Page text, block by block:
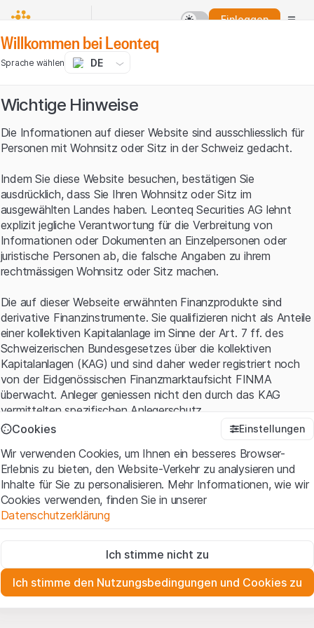
Einloggen
Willkommen bei Leonteq
Sprache wählen DE
Wichtige Hinweise
Die Informationen auf dieser Website sind ausschliesslich für
Personen mit Wohnsitz oder Sitz in der Schweiz gedacht.
Indem Sie diese Website besuchen, bestätigen Sie
ausdrücklich, dass Sie Ihren Wohnsitz oder Sitz im
ausgewählten Landes haben. Leonteq Securities AG lehnt
explizit jegliche Verantwortung für die Verbreitung von
Informationen oder Dokumenten an Einzelpersonen oder
juristische Personen ab, die falsche Angaben zu ihrem
rechtmässigen Wohnsitz oder Sitz machen.
Die auf dieser Webseite erwähnten Finanzprodukte sind
derivative Finanzinstrumente. Sie qualifizieren nicht als Anteile
einer kollektiven Kapitalanlage im Sinne der Art. 7 ff. des
Schweizerischen Bundesgesetzes über die kollektiven
Kapitalanlagen (KAG) und sind daher weder registriert noch
von der Eidgenössischen Finanzmarktaufsicht FINMA
überwacht. Anleger geniessen nicht den durch das KAG
vermittelten spezifischen Anlegerschutz.
Mit dem Zugriff auf diese Website der Leonteq Securities AG
(die "Website") erklären Sie, dass Sie die rechtlichen
Informationen und die wichtigen Hinweise und
Nutzungsbedingungenverstanden haben und akzeptieren.
Wenn Sie mit den Nutzungsbedingungen nicht einverstanden
Sämtliche Immaterialgüterrechte (wie z.B. Urheber¬, Design¬
und Markenrechte) an dem auf der Website enthaltenen
Material liegen bei Leonteq Securities AG oder Plattform-
Cookies Einstellungen
Wir verwenden Cookies, um Ihnen ein besseres Browser-
Erlebnis zu bieten, den Website-Verkehr zu analysieren und
Inhalte für Sie zu personalisieren. Mehr Informationen, wie wir
Cookies verwenden, finden Sie in unserer
Datenschutzerklärung
Diese Cookies sind für die Website erforderlich und können nicht
deaktiviert werden.
Zu Analysezwecken
Diese Cookies verfolgen die Interaktionen der Website-
Ich stimme nicht zu
Ich stimme den Nutzungsbedingungen und Cookies zu